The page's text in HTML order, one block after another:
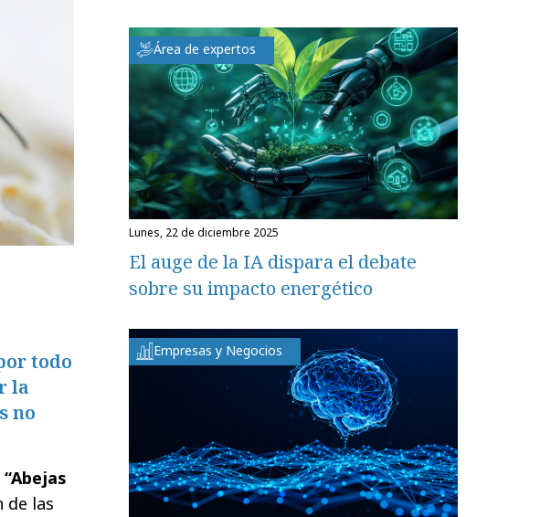
todo
la
no
“Abejas
de las
Área de expertos
lunes, 22 de diciembre 2025
El auge de la IA dispara el debate
sobre su impacto energético
Empresas y Negocios